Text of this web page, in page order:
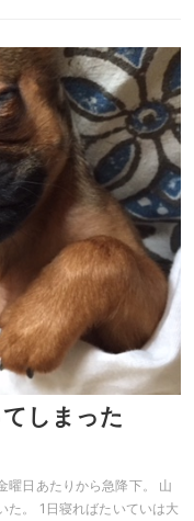
しまった
曜日あたりから急降下。 山
た。 1日寝ればたいていは大